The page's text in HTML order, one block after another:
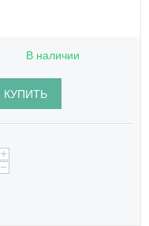
В наличии
КУПИТЬ
+
−